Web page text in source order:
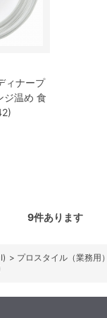
ィナープ
ジ温め 食
9件あります
> プロスタイル（業務用）